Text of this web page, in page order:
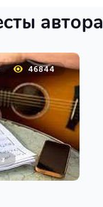
автора
46844